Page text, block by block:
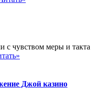
с чувством меры и такта
Джой казино